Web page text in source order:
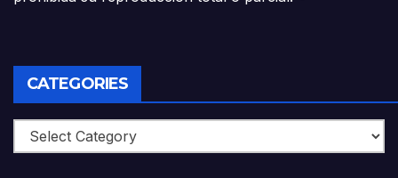
CATEGORIES
Categories